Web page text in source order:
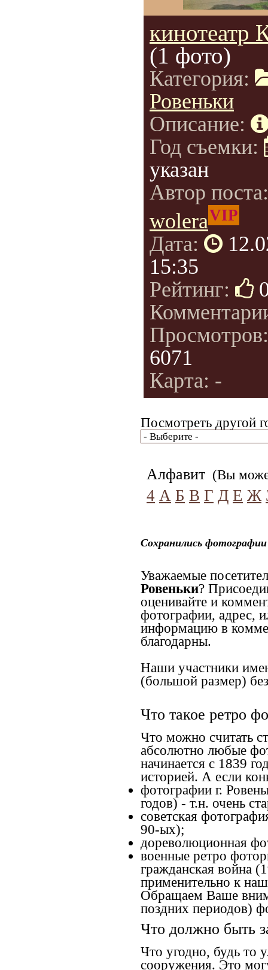
кинотеатр
(1 фото)
Категория:
Ровеньки
Описание:
Год съемки:
указан
Автор
woleraVIP
Дата:
15:35
Рейтинг:
6071
Карта: -
Посмотреть другой
Алфавит (Вы
4 А Б В Г Д Е Ж
Сохранились
Уважаемые
Ровеньки?
оценивайте и
фотографии, адрес,
информацию в
благодарны.
Наши участники
(большой размер)
Что такое ретро
Что можно считать
абсолютно любые
начинается с 1839
историей. А если
фотографии г.
годов) - т.н. очень
советская
90-ых);
дореволюционная
военные ретро
гражданская война
применительно к
Обращаем Ваше
поздних периодов)
Что должно быть
Что угодно, будь то
сооружения. Это